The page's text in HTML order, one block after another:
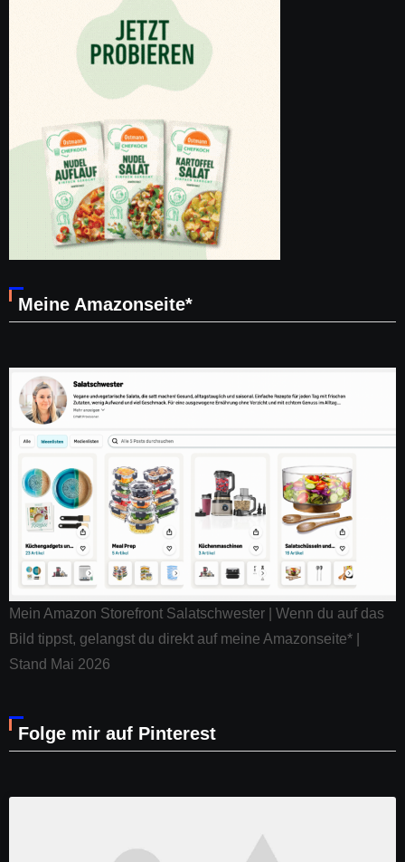
Meine Amazonseite*
Mein Amazon Storefront Salatschwester | Wenn du auf das
Bild tippst, gelangst du direkt auf meine Amazonseite* |
Stand Mai 2026
Folge mir auf Pinterest